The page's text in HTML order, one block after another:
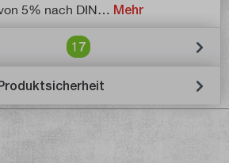
5% nach DIN… Mehr
17